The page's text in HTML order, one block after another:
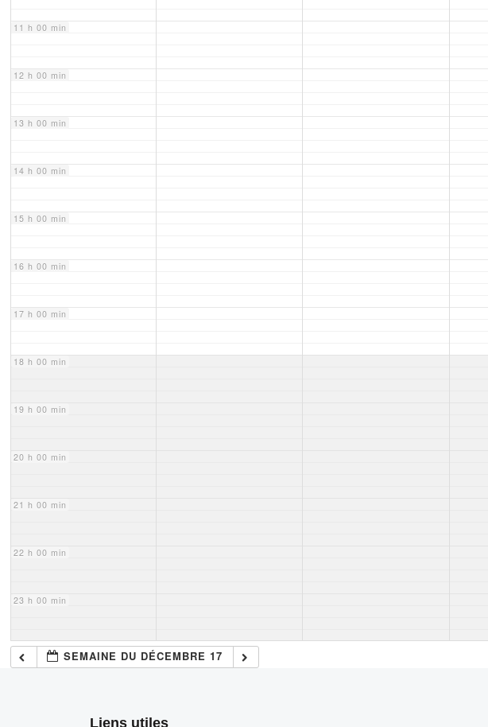
11 h 00 min
12 h 00 min
13 h 00 min
14 h 00 min
15 h 00 min
16 h 00 min
17 h 00 min
18 h 00 min
19 h 00 min
20 h 00 min
21 h 00 min
22 h 00 min
23 h 00 min
SEMAINE DU DÉCEMBRE 17
Liens utiles